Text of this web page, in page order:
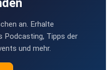
an. Erhalte
Podcasting, Tipps der
und mehr.